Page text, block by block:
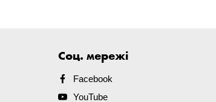
Соц. мережі
Facebook
YouTube